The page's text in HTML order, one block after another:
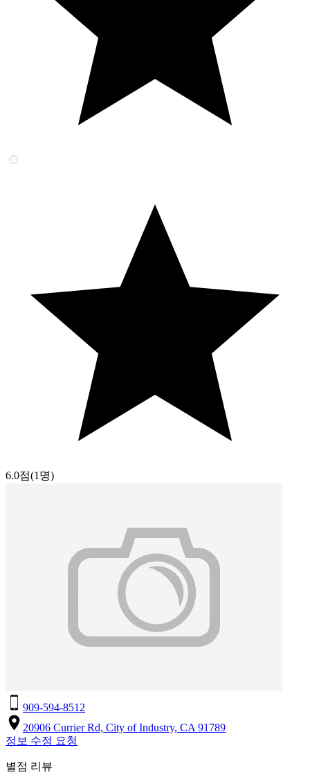
6.0점(1명)
909-594-8512
20906 Currier Rd, City of Industry, CA 91789
정보 수정 요청
별점 리뷰